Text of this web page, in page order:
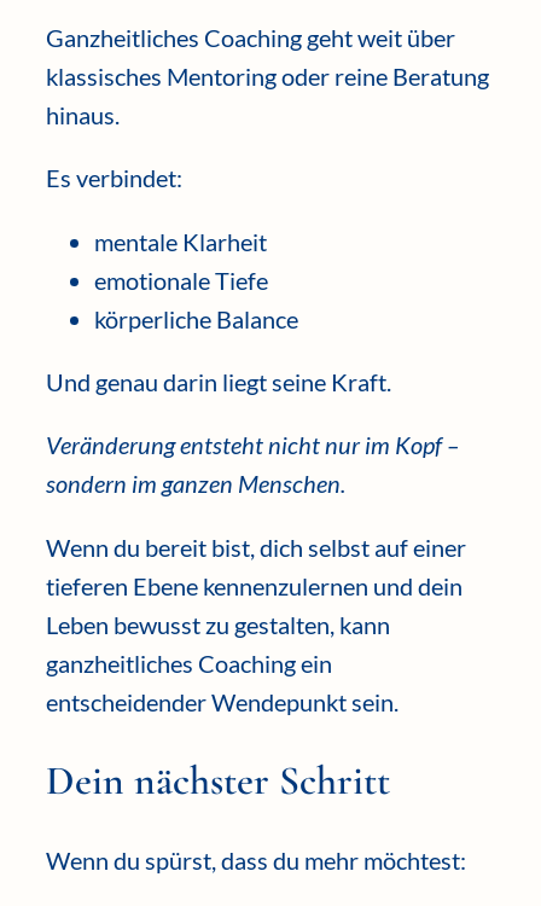
Ganzheitliches Coaching geht weit über
klassisches Mentoring oder reine Beratung
hinaus.
Es verbindet:
mentale Klarheit
emotionale Tiefe
körperliche Balance
Und genau darin liegt seine Kraft.
Veränderung entsteht nicht nur im Kopf –
sondern im ganzen Menschen.
Wenn du bereit bist, dich selbst auf einer
tieferen Ebene kennenzulernen und dein
Leben bewusst zu gestalten, kann
ganzheitliches Coaching ein
entscheidender Wendepunkt sein.
Dein nächster Schritt
Wenn du spürst, dass du mehr möchtest: